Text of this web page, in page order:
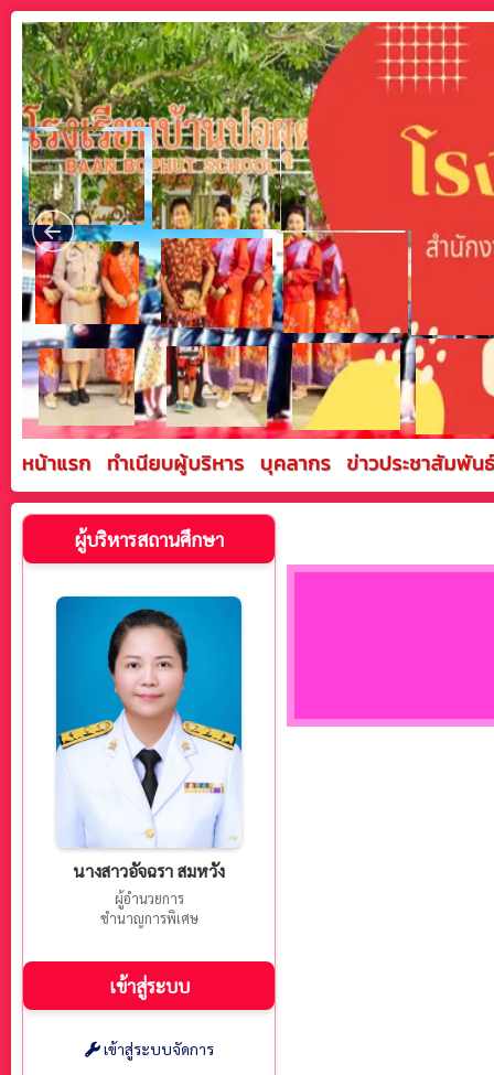
ผู้บริหารสถานศึกษา
นางสาวอัจฉรา สมหวัง
ผู้อำนวยการ
ชำนาญการพิเศษ
เข้าสู่ระบบ
เข้าสู่ระบบจัดการ